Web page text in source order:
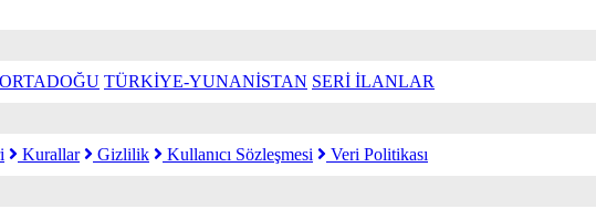
ORTADOĞU TÜRKİYE-YUNANİSTAN SERİ İLANLAR
Kurallar Gizlilik Kullanıcı Sözleşmesi
Veri Politikası